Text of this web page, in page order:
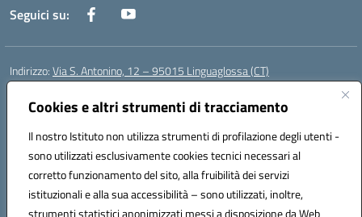
Cookies e altri strumenti di tracciamento
Il nostro Istituto non utilizza strumenti di profilazione degli utenti -
sono utilizzati esclusivamente cookies tecnici necessari al
corretto funzionamento del sito, alla fruibilità dei servizi
istituzionali e alla sua accessibilità – sono utilizzati, inoltre,
strumenti statistici anonimizzati messi a disposizione da Web
Seguici su:
Indirizzo:Via S. Antonino, 12 – 95015 Linguaglossa (CT)
Centralino:
Posta elettronica certificata (PEC):ctic83200r@pec.istruzione.it
Codice fiscale: 83002470876
Codice meccanografico:CTIC83200R
Codice Indice delle Pubbliche Amministrazioni (IPA): istsc_CTIC83200R
Codice unico di fatturazione (CUF): UF7TEB